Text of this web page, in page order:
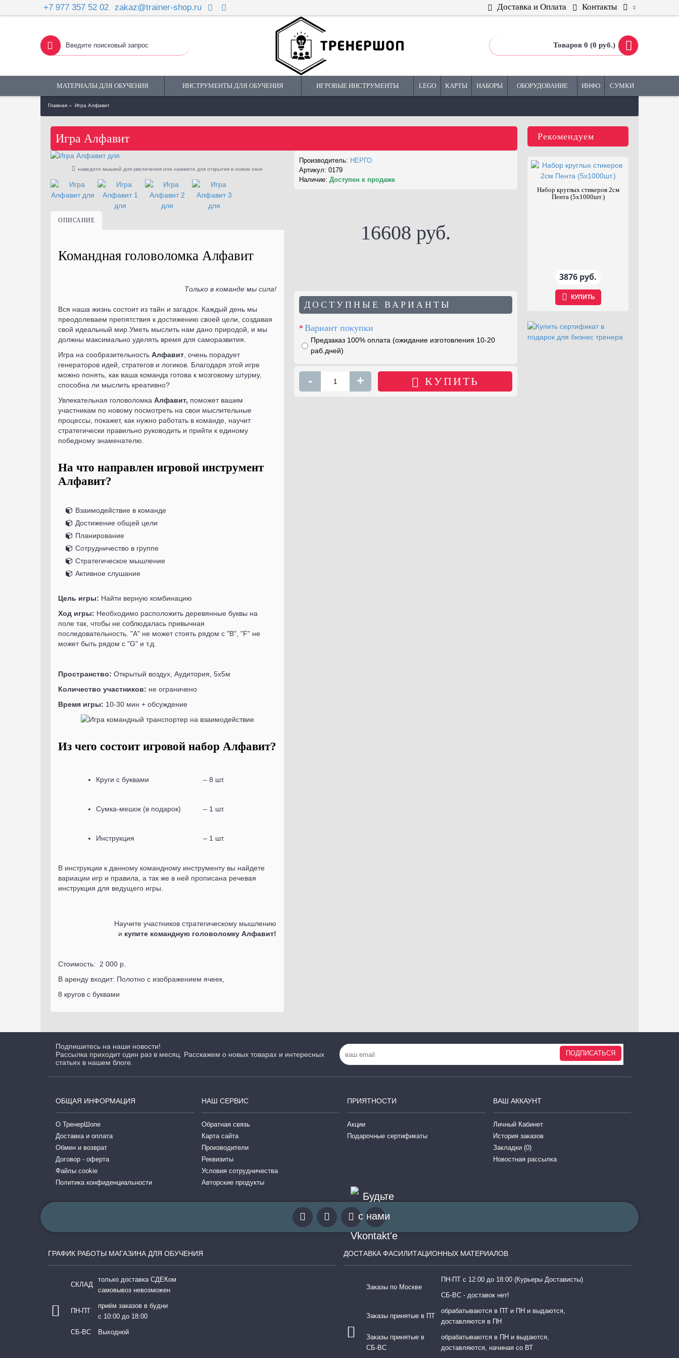
+7 977 357 52 02 zakaz@trainer-shop.ru Доставка и Оплата Контакты
Товаров 0 (0 руб.)
МАТЕРИАЛЫ ДЛЯ ОБУЧЕНИЯ ИНСТРУМЕНТЫ ДЛЯ ОБУЧЕНИЯ ИГРОВЫЕ ИНСТРУМЕНТЫ LEGO КАРТЫ НАБОРЫ ОБОРУДОВАНИЕ ИНФО СУМКИ
Главная Игра Алфавит
Рекомендуем
10937 руб.
КУПИТЬ
Игра Алфавит
наведите мышкой для увеличения или нажмите для открытия в новом окне
ОПИСАНИЕ
Командная головоломка Алфавит
Только в команде мы сила!
Вся наша жизнь состоит из тайн и загадок. Каждый день мы
преодолеваем препятствия к достижению своей цели, создавая
свой идеальный мир.Уметь мыслить нам дано природой, и мы
должны максимально уделять время для саморазвития.
Игра на сообразительность Алфавит , очень порадует
генераторов идей, стратегов и логиков. Благодаря этой игре
можно понять, как ваша команда готова к мозговому штурму,
способна ли мыслить креативно?
Увлекательная головоломка Алфавит, поможет вашим
участникам по новому посмотреть на свои мыслительные
процессы, покажет, как нужно работать в команде, научит
стратегически правильно руководить и прийти к единому
победному знаменателю.
На что направлен игровой инструмент
Алфавит?
Взаимодействие в команде
Достижение общей цели
Планирование
Сотрудничество в группе
Стратегическое мышление
Активное слушание
Цель игры: Найти верную комбинацию
Ход игры: Необходимо расположить деревянные буквы на
поле так, чтобы не соблюдалась привычная
последовательность. "А" не может стоять рядом с "В", "F" не
может быть рядом с "G" и т.д.
Пространство: Открытый воздух, Аудитория, 5х5м
Количество участников: не ограничено
Время игры: 10-30 мин + обсуждение
Из чего состоит игровой набор Алфавит?
Круги с буквами – 8 шт.
Сумка-мешок (в подарок) – 1 шт.
Инструкция – 1 шт.
В инструкции к данному командному инструменту вы найдете
вариации игр и правила, а так же в ней прописана речевая
инструкция для ведущего игры.
Научите участников стратегическому мышлению
и купите командную головоломку Алфавит!
Стоимость: 2 000 р.
В аренду входит: Полотно с изображением ячеек,
8 кругов с буквами
Производитель: НЕРГО
Артикул: 0179
Наличие: Доступен к продаже
16608 руб.
ДОСТУПНЫЕ ВАРИАНТЫ
Вариант покупки
Предзаказ 100% оплата (ожидание изготовления 10-20
раб.дней)
- + КУПИТЬ
Подпишитесь на наши новости!
Рассылка приходит один раз в месяц. Расскажем о новых товарах и интересных
статьях в нашем блоге.
ПОДПИСАТЬСЯ
ОБЩАЯ ИНФОРМАЦИЯ
О ТренерШопе
Доставка и оплата
Обмен и возврат
Договор - оферта
Файлы cookie
Политика конфиденциальности
НАШ СЕРВИС
Обратная связь
Карта сайта
Производители
Реквизиты
Условия сотрудничества
Авторские продукты
ПРИЯТНОСТИ
Акции
Подарочные сертификаты
ВАШ АККАУНТ
Личный Кабинет
История заказов
Закладки (0)
Новостная рассылка
ГРАФИК РАБОТЫ МАГАЗИНА ДЛЯ ОБУЧЕНИЯ
СКЛАД
только доставка СДЕКом
самовывоз невозможен
ПН-ПТ
приём заказов в будни
с 10:00 до 18:00
СБ-ВС Выходной
ДОСТАВКА ФАСИЛИТАЦИОННЫХ МАТЕРИАЛОВ
Заказы по Москве
ПН-ПТ с 12:00 до 18:00 (Курьеры Достависты)
СБ-ВС - доставок нет!
Заказы принятые в ПТ
обрабатываются в ПТ и ПН и выдаются,
доставляются в ПН
Заказы принятые в
СБ-ВС
обрабатываются в ПН и выдаются,
доставляются, начиная со ВТ